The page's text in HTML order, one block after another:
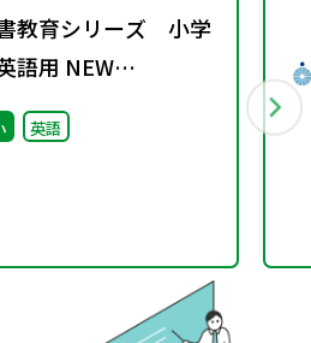
教育シリーズ 小学
語用 NEW
Elementary
Course デジタ
教科書＆指導者用デ
英語